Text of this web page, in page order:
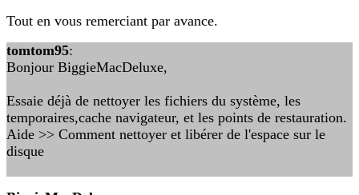
Tout en vous remerciant par avance.
tomtom95:
Bonjour BiggieMacDeluxe,
Essaie déjà de nettoyer les fichiers du système, les
temporaires,cache navigateur, et les points de restauration.
Aide >> Comment nettoyer et libérer de l'espace sur le
disque